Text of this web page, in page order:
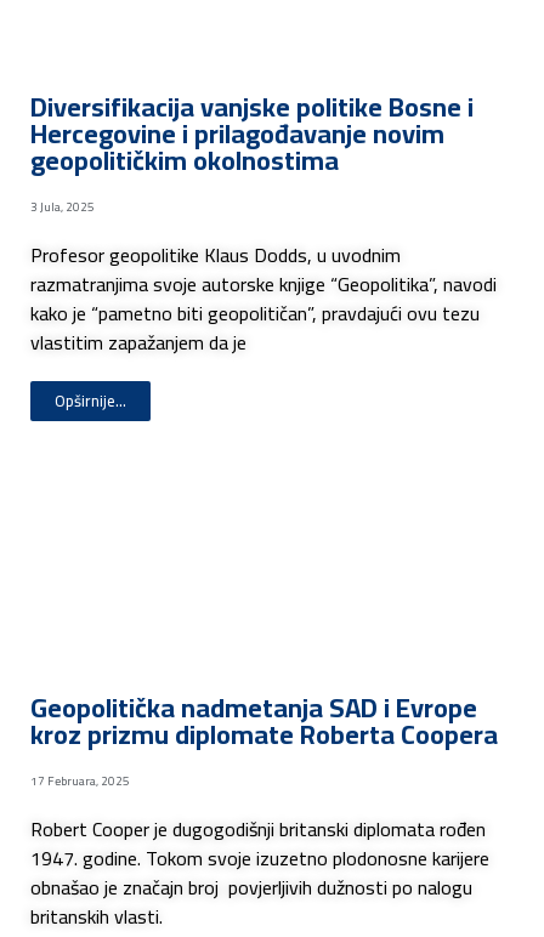
Diversifikacija vanjske politike Bosne i
Hercegovine i prilagođavanje novim
geopolitičkim okolnostima
3 Jula, 2025
Profesor geopolitike Klaus Dodds, u uvodnim
razmatranjima svoje autorske knjige “Geopolitika”, navodi
kako je “pametno biti geopolitičan”, pravdajući ovu tezu
vlastitim zapažanjem da je
Opširnije...
Geopolitička nadmetanja SAD i Evrope
kroz prizmu diplomate Roberta Coopera
17 Februara, 2025
Robert Cooper je dugogodišnji britanski diplomata rođen
1947. godine. Tokom svoje izuzetno plodonosne karijere
obnašao je značajn broj povjerljivih dužnosti po nalogu
britanskih vlasti.